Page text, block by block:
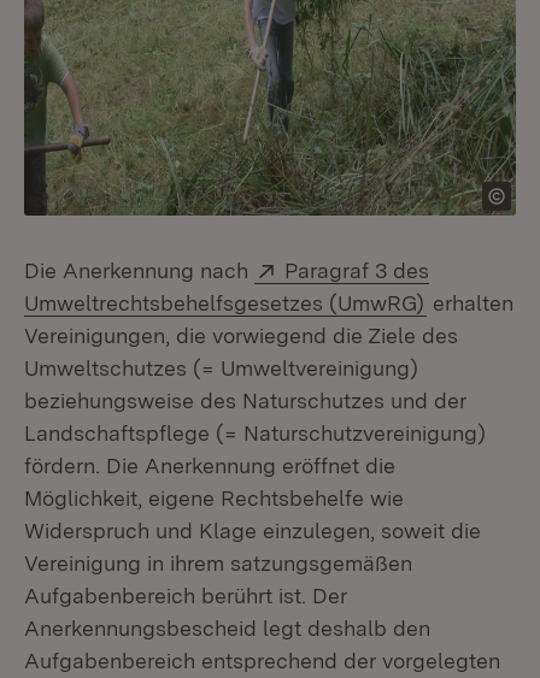
Die Anerkennung nach Extern:
Paragraf 3 des
Umweltrechtsbehelfsgesetzes (UmwRG) (Öffnet in
erhalten
Vereinigungen, die vorwiegend die Ziele des
Umweltschutzes (= Umweltvereinigung)
beziehungsweise des Naturschutzes und der
Landschaftspflege (= Naturschutzvereinigung)
fördern. Die Anerkennung eröffnet die
Möglichkeit, eigene Rechtsbehelfe wie
Widerspruch und Klage einzulegen, soweit die
Vereinigung in ihrem satzungsgemäßen
Aufgabenbereich berührt ist. Der
Anerkennungsbescheid legt deshalb den
Aufgabenbereich entsprechend der vorgelegten